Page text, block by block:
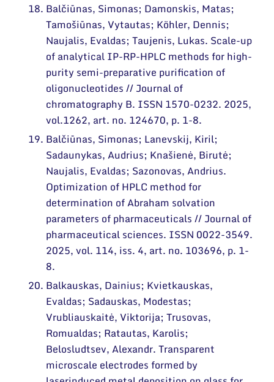
Balčiūnas, Simonas; Damonskis, Matas;
Tamošiūnas, Vytautas; Köhler, Dennis;
Naujalis, Evaldas; Taujenis, Lukas. Scale-up
of analytical IP-RP-HPLC methods for high-
purity semi-preparative purification of
oligonucleotides // Journal of
chromatography B. ISSN 1570-0232. 2025,
vol.1262, art. no. 124670, p. 1-8.
Balčiūnas, Simonas; Lanevskij, Kiril;
Sadaunykas, Audrius; Knašienė, Birutė;
Naujalis, Evaldas; Sazonovas, Andrius.
Optimization of HPLC method for
determination of Abraham solvation
parameters of pharmaceuticals // Journal of
pharmaceutical sciences. ISSN 0022-3549.
2025, vol. 114, iss. 4, art. no. 103696, p. 1-
8.
Balkauskas, Dainius; Kvietkauskas,
Evaldas; Sadauskas, Modestas;
Vrubliauskaitė, Viktorija; Trusovas,
Romualdas; Ratautas, Karolis;
Belosludtsev, Alexandr. Transparent
microscale electrodes formed by